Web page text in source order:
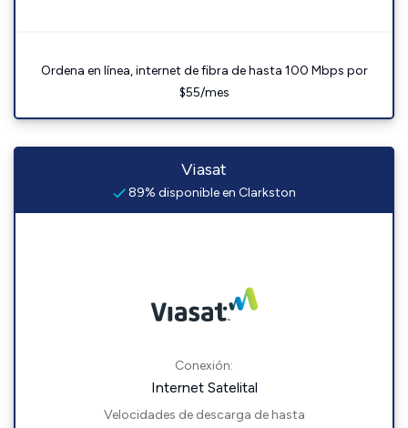
Ordena en línea, internet de fibra de hasta 100 Mbps por
$55/mes
Viasat
89% disponible en Clarkston
Conexión:
Internet Satelital
Velocidades de descarga de hasta